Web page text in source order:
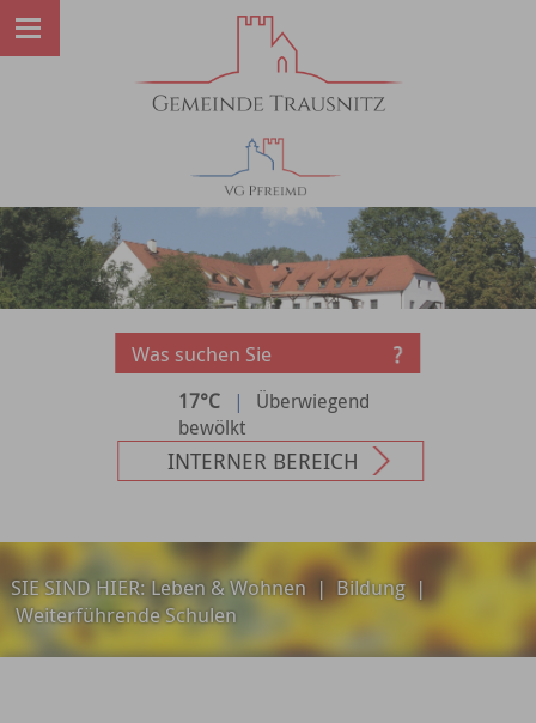
17°C |
Überwiegend
bewölkt
INTERNER BEREICH
SIE SIND HIER:Leben & Wohnen| Bildung|
Weiterführende Schulen